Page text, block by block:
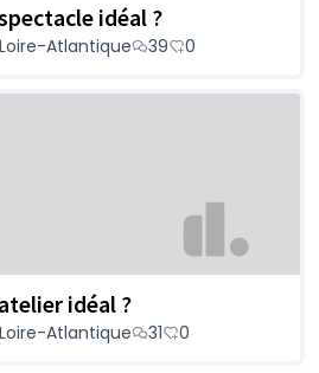
idéal ?
Atlantique 39 0
idéal ?
Atlantique 31 0